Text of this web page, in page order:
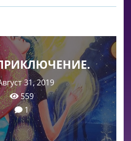
31, 2019
559
1